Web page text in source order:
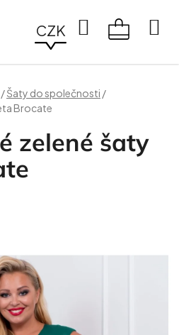
CZK
Hledat
/Šaty do společnosti /
Brocate
zelené šaty